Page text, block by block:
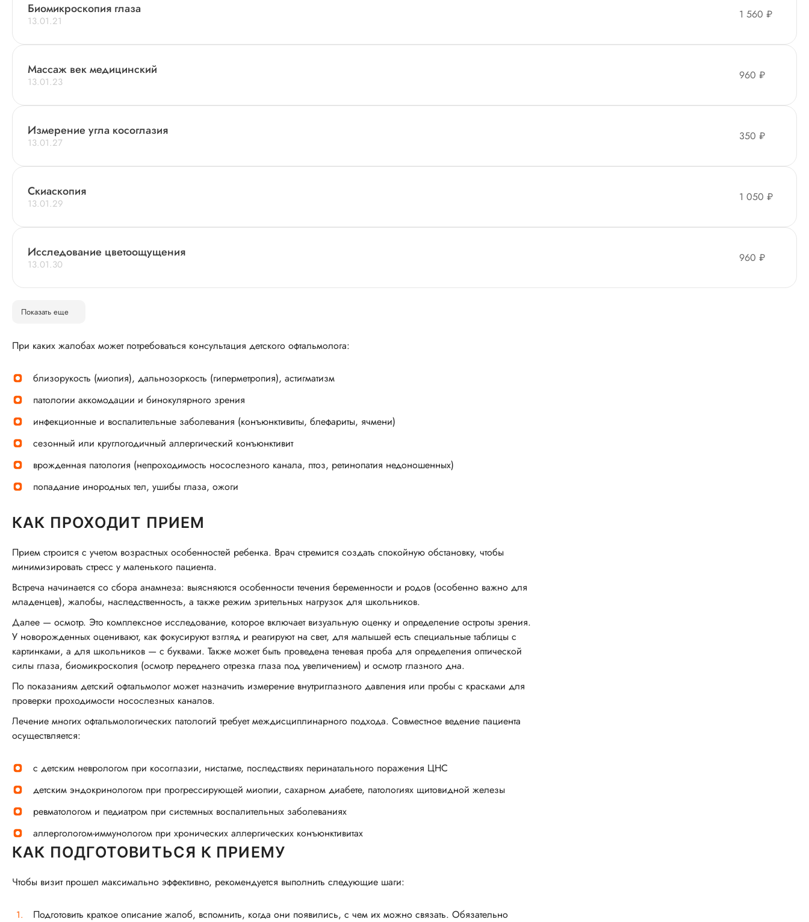
Биомикроскопия глаза
13.01.21
1 560 ₽
Массаж век медицинский
13.01.23
960 ₽
Измерение угла косоглазия
13.01.27
350 ₽
Скиаскопия
13.01.29
1 050 ₽
Исследование цветоощущения
13.01.30
960 ₽
Показать еще
При каких жалобах может потребоваться консультация детского офтальмолога:
близорукость (миопия), дальнозоркость (гиперметропия), астигматизм
патологии аккомодации и бинокулярного зрения
инфекционные и воспалительные заболевания (конъюнктивиты, блефариты, ячмени)
сезонный или круглогодичный аллергический конъюнктивит
врожденная патология (непроходимость носослезного канала, птоз, ретинопатия недоношенных)
попадание инородных тел, ушибы глаза, ожоги
КАК ПРОХОДИТ ПРИЕМ
Прием строится с учетом возрастных особенностей ребенка. Врач стремится создать спокойную обстановку, чтобы
минимизировать стресс у маленького пациента.
Встреча начинается со сбора анамнеза: выясняются особенности течения беременности и родов (особенно важно для
младенцев), жалобы, наследственность, а также режим зрительных нагрузок для школьников.
Далее — осмотр. Это комплексное исследование, которое включает визуальную оценку и определение остроты зрения.
У новорожденных оценивают, как фокусируют взгляд и реагируют на свет, для малышей есть специальные таблицы с
картинками, а для школьников — с буквами. Также может быть проведена теневая проба для определения оптической
силы глаза, биомикроскопия (осмотр переднего отрезка глаза под увеличением) и осмотр глазного дна.
По показаниям детский офтальмолог может назначить измерение внутриглазного давления или пробы с красками для
проверки проходимости носослезных каналов.
Лечение многих офтальмологических патологий требует междисциплинарного подхода. Совместное ведение пациента
осуществляется:
с детским неврологом при косоглазии, нистагме, последствиях перинатального поражения ЦНС
детским эндокринологом при прогрессирующей миопии, сахарном диабете, патологиях щитовидной железы
ревматологом и педиатром при системных воспалительных заболеваниях
аллергологом-иммунологом при хронических аллергических конъюнктивитах
КАК ПОДГОТОВИТЬСЯ К ПРИЕМУ
Чтобы визит прошел максимально эффективно, рекомендуется выполнить следующие шаги:
Подготовить краткое описание жалоб, вспомнить, когда они появились, с чем их можно связать. Обязательно